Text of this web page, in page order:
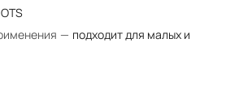
OTS
— подходит для малых и